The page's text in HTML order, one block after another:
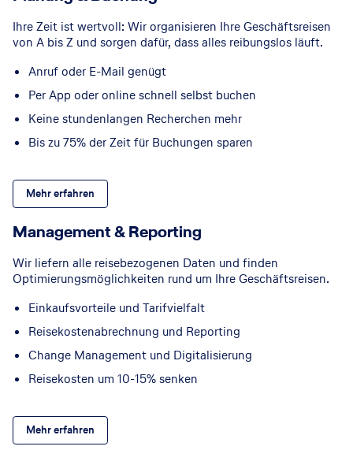
Ihre Zeit ist wertvoll: Wir organisieren Ihre Geschäftsreisen
von A bis Z und sorgen dafür, dass alles reibungslos läuft.
Anruf oder E-Mail genügt
Per App oder online schnell selbst buchen
Keine stundenlangen Recherchen mehr
Bis zu 75% der Zeit für Buchungen sparen
Mehr erfahren
Management & Reporting
Wir liefern alle reisebezogenen Daten und finden
Optimierungsmöglichkeiten rund um Ihre Geschäftsreisen.
Einkaufsvorteile und Tarifvielfalt
Reisekostenabrechnung und Reporting
Change Management und Digitalisierung
Reisekosten um 10-15% senken
Mehr erfahren